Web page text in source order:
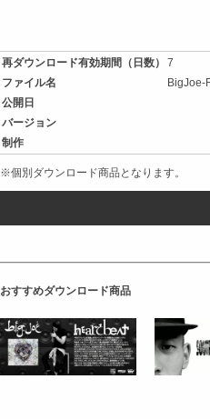
再ダウンロード有効期間（日数）
7
ファイル名
BigJoe-
公開日
バージョン
制作
※個別ダウンロード商品となります。
おすすめダウンロード商品